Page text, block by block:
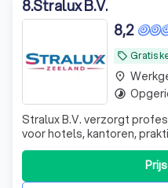
8.Stralux B.V.
local_offer Gratis
8,2
Stralux B.V. verzorgt
voor hotels, kantoren,
opdrachten in heel
klanttevredenheid in ons
place
timelapse